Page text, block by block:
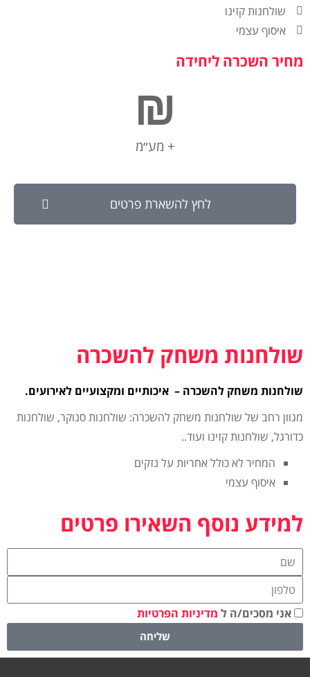
שולחנות קזינו
איסוף עצמי
מחיר השכרה ליחידה
₪
+ מע״מ
לחץ להשארת פרטים
שולחנות משחק להשכרה
שולחנות משחק להשכרה – איכותיים ומקצועיים לאירועים.
מגוון רחב של שולחנות משחק להשכרה: שולחנות סנוקר, שולחנות
כדורגל, שולחנות קזינו ועוד..
המחיר לא כולל אחריות על נזקים
איסוף עצמי
למידע נוסף השאירו פרטים
אני מסכים/ה ל מדיניות הפרטיות
שליחה